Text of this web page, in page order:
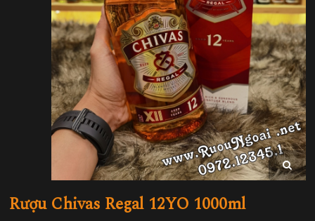
Rượu Chivas Regal 12YO 1000ml